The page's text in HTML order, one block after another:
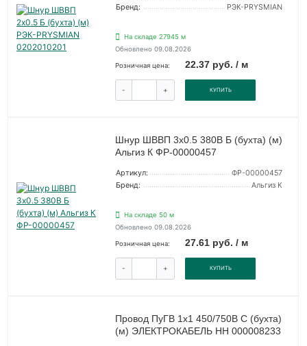
Бренд:
РЭК-PRYSMIAN
На складе 27945 м
Обновлено 09.08.2026
Розничная цена: 22.37 руб. / м
- + КУПИТЬ
Шнур ШВВП 3х0.5 380В Б (бухта) (м)
Альгиз К ФР-00000457
Артикул:
ФР-00000457
Бренд:
Альгиз К
На складе 50 м
Обновлено 09.08.2026
Розничная цена: 27.61 руб. / м
- + КУПИТЬ
Провод ПуГВ 1х1 450/750В С (бухта)
(м) ЭЛЕКТРОКАБЕЛЬ НН 000008233